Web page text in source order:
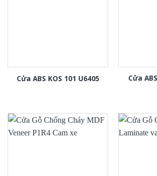
Cửa ABS KOS 101 U6405
Cửa